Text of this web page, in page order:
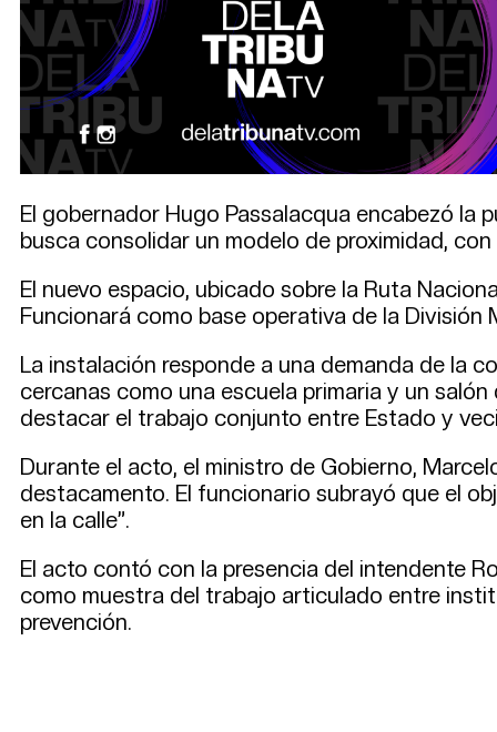
El gobernador Hugo Passalacqua encabezó la
busca consolidar un modelo de proximidad,
El nuevo espacio, ubicado sobre la Ruta
Funcionará como base operativa de la
La instalación responde a una demanda de la
cercanas como una escuela primaria y un
destacar el trabajo conjunto entre Estado y
Durante el acto, el ministro de Gobierno,
destacamento. El funcionario subrayó que el
en la calle”.
El acto contó con la presencia del intendente
como muestra del trabajo articulado entre
prevención.